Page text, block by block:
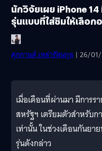
นักวิจัยเผย iPhone
รุ่นแบบที่ใส่ซิมให้เลือก
ศุภกานต์ เหล่ารัตนกุล | 26/
เมื่อเดือนที่ผ่านมา มีการร
สหรัฐฯ เตรียมตัวสำหรับก
เท่านั้น ในช่วงเดือนกันยา
รุ่นดังกล่าว